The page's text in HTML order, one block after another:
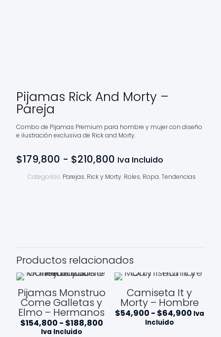
Pijamas Rick And Morty –
Pareja
Combo de Pijamas Premium para hombre y mujer con diseño
e ilustración exclusiva de Rick and Morty.
$179,800 - $210,800 Rango
precios:
Iva Incluido
Categorías: Parejas, Rick y Morty, Roles, Ropa,Tendencias
Productos relacionados
Pijamas Monstruo
Come Galletas y
Elmo – Hermanos
$154,800 - $188,800Rango
Iva Incluido
Camiseta It y
Morty – Hombre
$54,900 - $64,900Rango
Iva
Incluido